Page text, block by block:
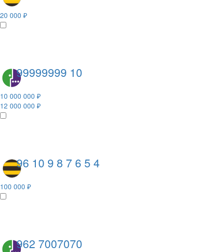
20 000 ₽
99999999 10
10 000 000 ₽
12 000 000 ₽
96 10 9 8 7 6 5 4
100 000 ₽
962 7007070